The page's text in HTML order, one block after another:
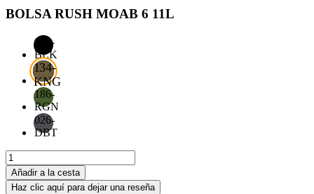
BOLSA RUSH MOAB 6 11L
019-
BLK
134-
KNG
186-
RGN
026-
DBT
Añadir a la cesta
Haz clic aquí para dejar una reseña